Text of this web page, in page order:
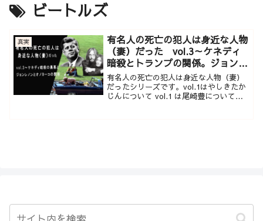
ビートルズ
真実
有名人の死亡の犯人は身近な人物
（妻）だった vol.3～ケネディ
暗殺とトランプの関係。ジョンレ
ノンとオノヨーコも？
有名人の死亡の犯人は身近な人物（妻）
だったシリーズです。vol.1はやしきたか
じんについて vol.1 は尾崎豊についてど